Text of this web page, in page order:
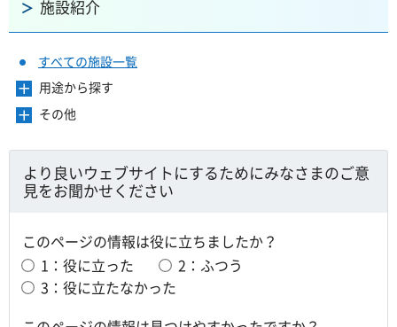
施設紹介
すべての施設一覧
メ
ニ
ュ
開
き
用途から探す
メ
ュ
を
開
ま
す
その他
より良いウェブサイトにするためにみなさまのご意
見をお聞かせください
このページの情報は役に立ちましたか？
1：役に立った
2：ふつう
3：役に立たなかった